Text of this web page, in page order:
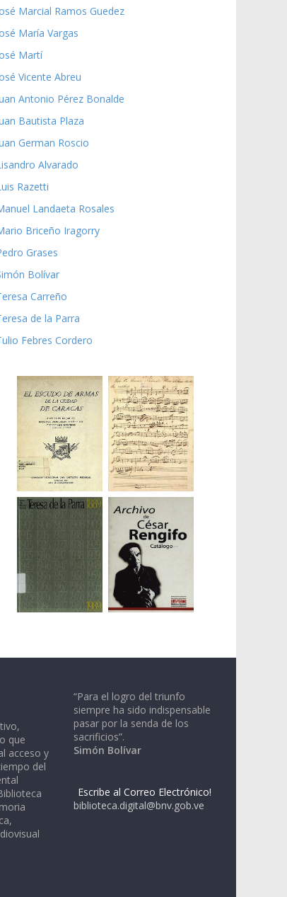
Marcial Ramos Guedez
María Vargas
Martí
Vicente Abreu
Antonio Pérez Bonalde
Bautista Plaza
German Roscio
Alvarado
Razetti
Landaeta Rosales
Briceño Iragorry
Grases
Bolívar
Carreño
de la Parra
Febres Cordero
que
acceso y
del
“Para el logro del triunfo
siempre ha sido indispensable
pasar por la senda de los
sacrificios”.
Simón Bolívar
Escribe al Correo Electrónico!
biblioteca.digital@bnv.gob.ve